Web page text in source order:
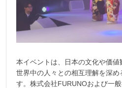
本イベントは、日本の文化や価値
世界中の人々との相互理解を深め
す。株式会社FURUNOおよび一